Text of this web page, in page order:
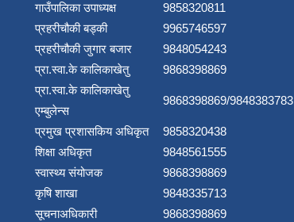
गाउँपालिका उपाध्यक्ष
9858320811
प्रहरीचौकी बड्की
9965746597
प्रहरीचौकी जुगार बजार
9848054243
प्रा.स्वा.के कालिकाखेतु
9868398869
प्रा.स्वा.के कालिकाखेतु
एम्बुलेन्स
9868398869/9848383783
प्रमुख प्रशासकिय अधिकृत
9858320438
शिक्षा अधिकृत
9848561555
स्वास्थ्य संयोजक
9868398869
कृषि शाखा
9848335713
सूचनाअधिकारी
9868398869